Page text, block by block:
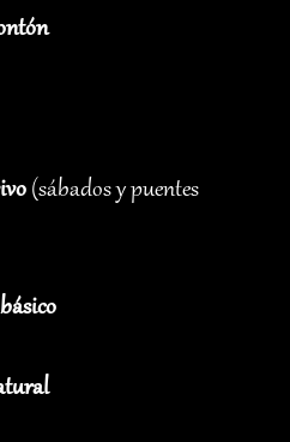
(sábados y puentes